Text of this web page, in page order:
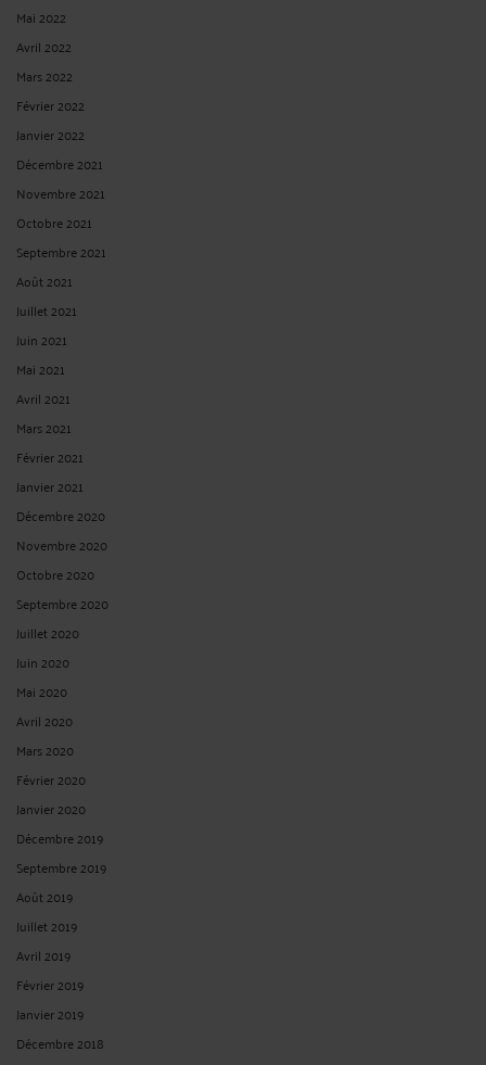
Mai 2022
Avril 2022
Mars 2022
Février 2022
Janvier 2022
Décembre 2021
Novembre 2021
Octobre 2021
Septembre 2021
Août 2021
Juillet 2021
Juin 2021
Mai 2021
Avril 2021
Mars 2021
Février 2021
Janvier 2021
Décembre 2020
Novembre 2020
Octobre 2020
Septembre 2020
Juillet 2020
Juin 2020
Mai 2020
Avril 2020
Mars 2020
Février 2020
Janvier 2020
Décembre 2019
Septembre 2019
Août 2019
Juillet 2019
Avril 2019
Février 2019
Janvier 2019
Décembre 2018